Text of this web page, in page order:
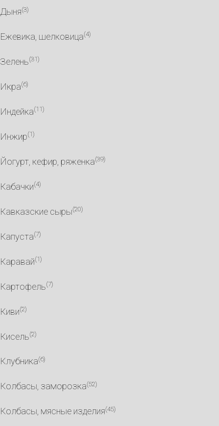
Дыня(3)
Ежевика, шелковица(4)
Зелень(31)
Икра(6)
Индейка(11)
Инжир(1)
Йогурт, кефир, ряженка(39)
Кабачки(4)
Кавказские сыры(20)
Капуста(7)
Каравай(1)
Картофель(7)
Киви(2)
Кисель(2)
Клубника(6)
Колбасы, заморозка(52)
Колбасы, мясные изделия(45)